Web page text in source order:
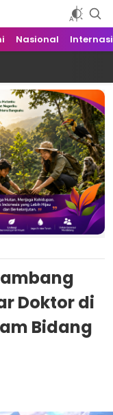
Nasional
Doktor di
Bidang